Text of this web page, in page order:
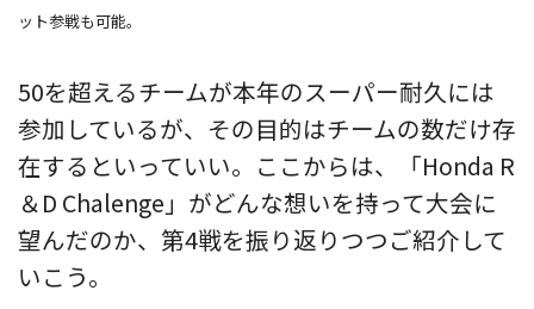
ット参戦も可能。
50を超えるチームが本年のスーパー耐久には
参加しているが、その目的はチームの数だけ存
在するといっていい。ここからは、「Honda R
＆D Chalenge」がどんな想いを持って大会に
望んだのか、第4戦を振り返りつつご紹介して
いこう。